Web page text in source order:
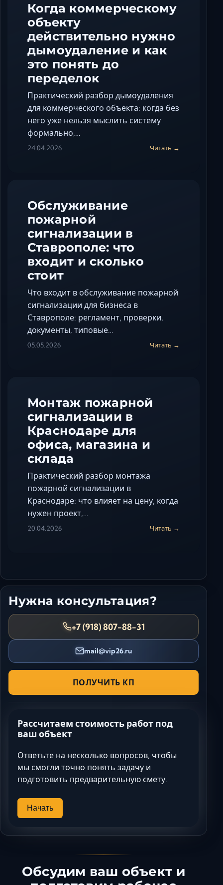
Когда коммерческому
объекту
действительно нужно
дымоудаление и как
это понять до
переделок
Практический разбор дымоудаления
для коммерческого объекта: когда без
него уже нельзя мыслить систему
формально,…
24.04.2026 Читать →
Обслуживание
пожарной
сигнализации в
Ставрополе: что
входит и сколько
стоит
Что входит в обслуживание пожарной
сигнализации для бизнеса в
Ставрополе: регламент, проверки,
документы, типовые…
05.05.2026 Читать →
Монтаж пожарной
сигнализации в
Краснодаре для
офиса, магазина и
склада
Практический разбор монтажа
пожарной сигнализации в
Краснодаре: что влияет на цену, когда
нужен проект,…
20.04.2026 Читать →
Нужна консультация?
+7 (918) 807-88-31
mail@vip26.ru
ПОЛУЧИТЬ КП
Рассчитаем стоимость работ под
ваш объект
Ответьте на несколько вопросов, чтобы
мы смогли точно понять задачу и
подготовить предварительную смету.
Начать
Обсудим ваш объект и